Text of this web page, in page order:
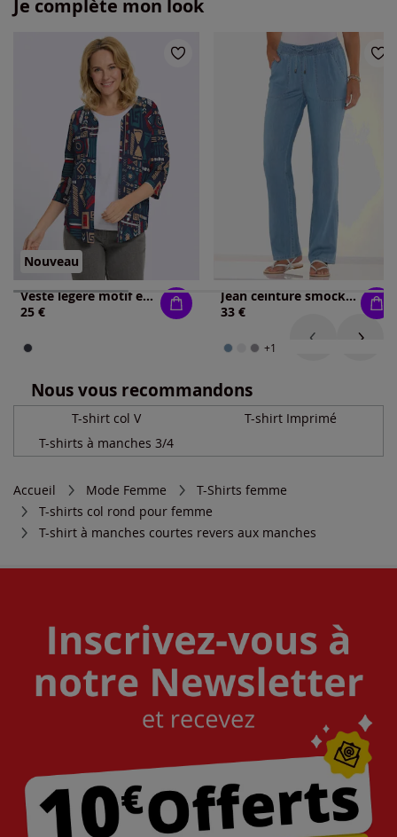
Je complète mon look
Nouveau
Veste légère motif ethnique tendance
25 €
Jean ceinture smockée
33 €
+1
Nous vous recommandons
T-shirt col V
T-shirt Imprimé
T-shirts à manches 3/4
Accueil Mode Femme
T-Shirts femme
T-shirts col rond pour femme
T-shirt à manches courtes revers aux manches